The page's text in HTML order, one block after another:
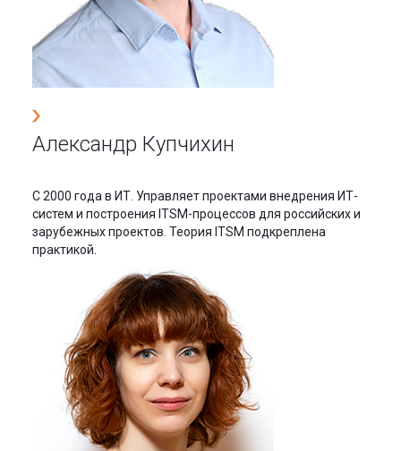
Александр Купчихин
С 2000 года в ИТ. Управляет проектами внедрения ИТ-
систем и построения ITSM-процессов для российских и
зарубежных проектов. Теория ITSM подкреплена
практикой.